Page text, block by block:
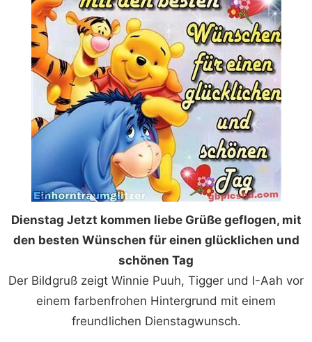
Dienstag Jetzt kommen liebe Grüße geflogen, mit
den besten Wünschen für einen glücklichen und
schönen Tag
Der Bildgruß zeigt Winnie Puuh, Tigger und I-Aah vor
einem farbenfrohen Hintergrund mit einem
freundlichen Dienstagwunsch.